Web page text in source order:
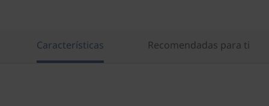
Características Recomendadas para ti